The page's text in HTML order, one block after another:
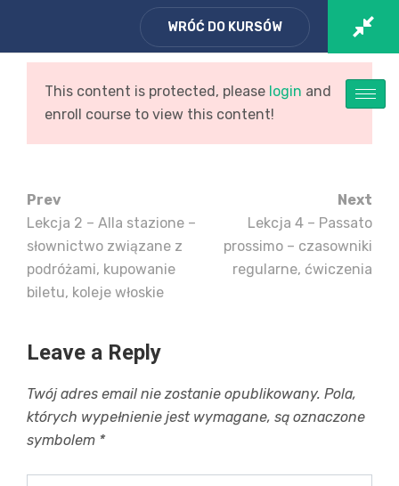
Zaloguj się / Zarejestruj Koszyk
Włoski od podstaw –
ROCZNY KURS –
poniedziałek
Włoski Od Podstaw – ROCZNY KURS –
Poniedziałek
WRÓĆ DO KURSÓW
This content is protected, please login and
enroll course to view this content!
Prev
Lekcja 2 – Alla stazione –
słownictwo związane z
podróżami, kupowanie
biletu, koleje włoskie
Next
Lekcja 4 – Passato
prossimo – czasowniki
regularne, ćwiczenia
Leave a Reply
Twój adres email nie zostanie opublikowany. Pola,
których wypełnienie jest wymagane, są oznaczone
symbolem *